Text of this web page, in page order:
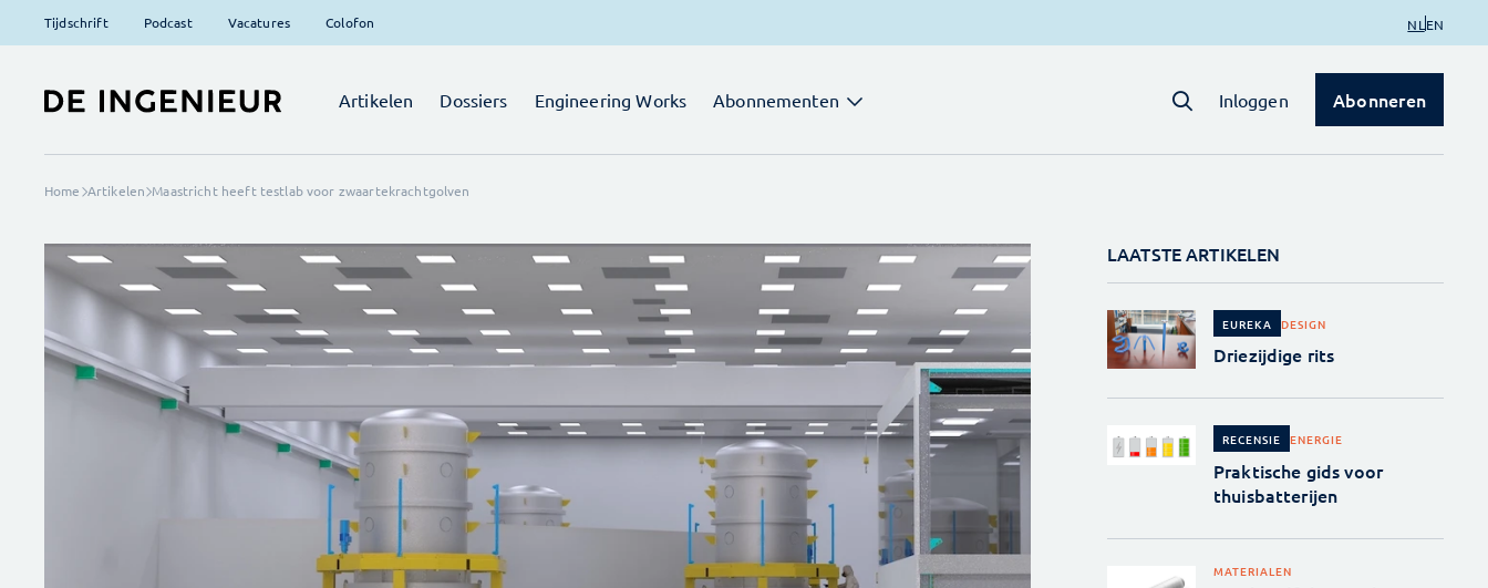
Tijdschrift Podcast Vacatures Colofon NL EN
Artikelen Dossiers Engineering Works Abonnementen Inloggen Abonneren
Home Artikelen Maastricht heeft testlab voor zwaartekrachtgolven
LAATSTE ARTIKELEN
EUREKA DESIGN
Driezijdige rits
RECENSIE ENERGIE
Praktische gids voor
thuisbatterijen
MATERIALEN